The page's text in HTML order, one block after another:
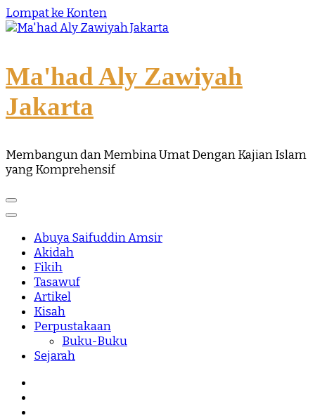
Lompat ke Konten
Ma'had Aly Zawiyah
Jakarta
Membangun dan Membina Umat Dengan Kajian Islam
yang Komprehensif
Abuya Saifuddin Amsir
Akidah
Fikih
Tasawuf
Artikel
Kisah
Perpustakaan
Buku-Buku
Sejarah